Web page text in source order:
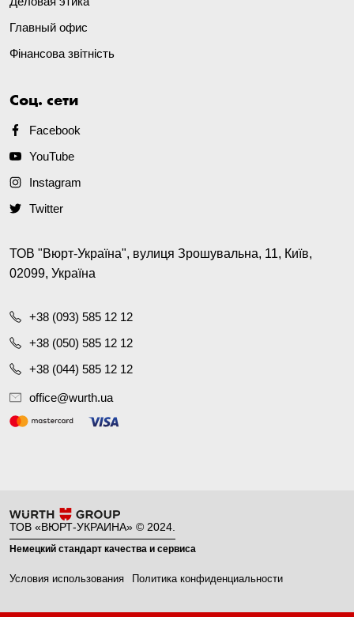
Главный офис
Фінансова звітність
Соц. сети
Facebook
YouTube
Instagram
Twitter
ТОВ "Вюрт-Україна", вулиця Зрошувальна, 11, Київ,
02099, Україна
+38 (093) 585 12 12
+38 (050) 585 12 12
+38 (044) 585 12 12
office@wurth.ua
ТОВ «ВЮРТ-УКРАИНА» © 2024.
Немецкий стандарт качества и сервиса
Условия использования Политика конфиденциальности